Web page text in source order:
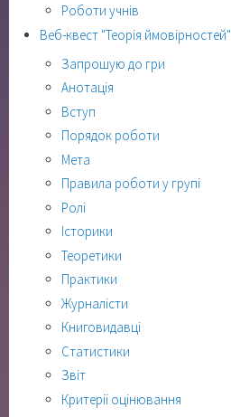
Роботи учнів
Веб-квест "Теорія ймовірностей"
Запрошую до гри
Анотація
Вступ
Порядок роботи
Мета
Правила роботи у групі
Ролі
Історики
Теоретики
Практики
Журналісти
Книговидавці
Статистики
Звіт
Критерії оцінювання